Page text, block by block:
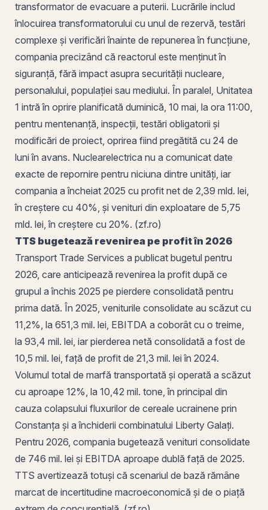
transformator de evacuare a puterii. Lucrările includ
înlocuirea transformatorului cu unul de rezervă, testări
complexe și verificări înainte de repunerea în funcțiune,
compania precizând că reactorul este menținut în
siguranță, fără impact asupra securității nucleare,
personalului, populației sau mediului. În paralel, Unitatea
1 intră în oprire planificată duminică, 10 mai, la ora 11:00,
pentru mentenanță, inspecții, testări obligatorii și
modificări de proiect, oprirea fiind pregătită cu 24 de
luni în avans. Nuclearelectrica nu a comunicat date
exacte de repornire pentru niciuna dintre unități, iar
compania a încheiat 2025 cu profit net de 2,39 mld. lei,
în creștere cu 40%, și venituri din exploatare de 5,75
mld. lei, în creștere cu 20%. (zf.ro)
TTS bugetează revenirea pe profit în 2026
Transport Trade Services a publicat bugetul pentru
2026, care anticipează revenirea la profit după ce
grupul a închis 2025 pe pierdere consolidată pentru
prima dată. În 2025, veniturile consolidate au scăzut cu
11,2%, la 651,3 mil. lei, EBITDA a coborât cu o treime,
la 93,4 mil. lei, iar pierderea netă consolidată a fost de
10,5 mil. lei, față de profit de 21,3 mil. lei în 2024.
Volumul total de marfă transportată și operată a scăzut
cu aproape 12%, la 10,42 mil. tone, în principal din
cauza colapsului fluxurilor de cereale ucrainene prin
Constanța și a închiderii combinatului Liberty Galați.
Pentru 2026, compania bugetează venituri consolidate
de 746 mil. lei și EBITDA aproape dublă față de 2025.
TTS avertizează totuși că scenariul de bază rămâne
marcat de incertitudine macroeconomică și de o piață